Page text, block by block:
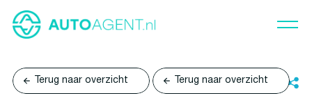
Terug naar overzicht Terug naar overzicht